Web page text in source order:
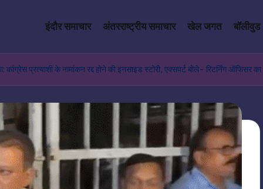
इंदौर समाचार अंतरराष्ट्रीय समाचार खेल जगत बॉलीवुड
कांग्रेस प्रत्याशी के नामांकन रद्द होने की इनसाइड स्टोरी, एक्सपर्ट बोले- रिटर्निंग